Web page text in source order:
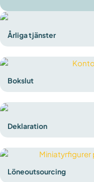
Årliga tjänster
Bokslut
Deklaration
Löneoutsourcing